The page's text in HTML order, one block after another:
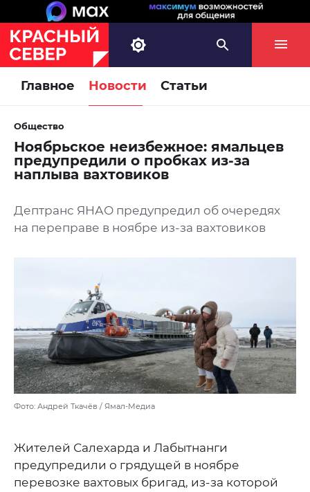
Главное Новости Статьи
Общество
Ноябрьское неизбежное: ямальцев
предупредили о пробках из-за
наплыва вахтовиков
Дептранс ЯНАО предупредил об очередях
на переправе в ноябре из-за вахтовиков
Фото: Андрей Ткачёв / Ямал-Медиа
Жителей Салехарда и Лабытнанги
предупредили о грядущей в ноябре
перевозке вахтовых бригад, из-за которой